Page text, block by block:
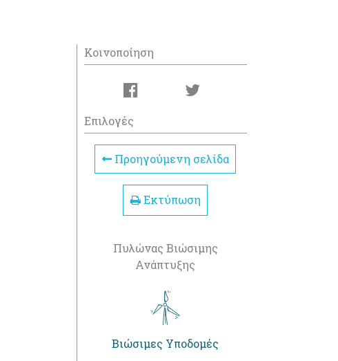
Κοινοποίηση
Επιλογές
Προηγούμενη σελίδα
Εκτύπωση
Πυλώνας Βιώσιμης
Ανάπτυξης
Βιώσιμες Υποδομές